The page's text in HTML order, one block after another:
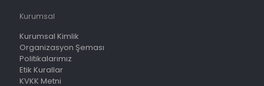
Kurumsal
Kurumsal Kimlik
Organizasyon Şeması
Politikalarımız
Etik Kurallar
KVKK Metni